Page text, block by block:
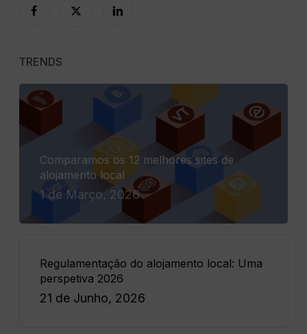
TRENDS
Comparamos os 12 melhores sites de
alojamento local
1 de Março, 2026
Regulamentação do alojamento local: Uma
perspetiva 2026
21 de Junho, 2026